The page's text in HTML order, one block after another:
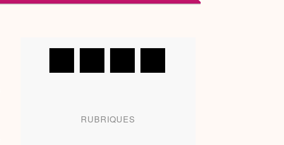
RUBRIQUES